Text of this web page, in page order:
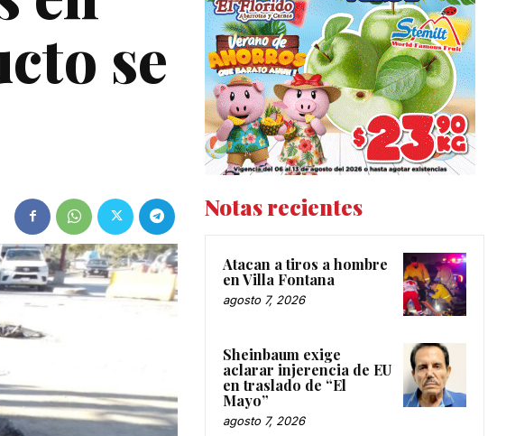
se
Notas recientes
Atacan a tiros a hombre
en Villa Fontana
agosto 7, 2026
Sheinbaum exige
aclarar injerencia de EU
en traslado de “El
Mayo”
agosto 7, 2026